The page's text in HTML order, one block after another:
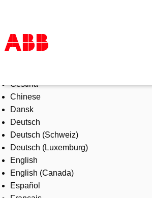
Products & Solutions
Industries
Services
About us
Where to buy
Contact us
Careers
Čeština
Chinese
Dansk
Deutsch
Deutsch (Schweiz)
Deutsch (Luxemburg)
English
English (Canada)
Español